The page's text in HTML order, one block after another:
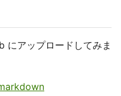
にアップロードしてみま